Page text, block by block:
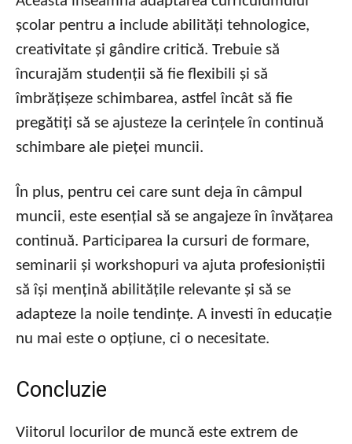
școlar pentru a include abilități tehnologice,
creativitate și gândire critică. Trebuie să
încurajăm studenții să fie flexibili și să
îmbrățișeze schimbarea, astfel încât să fie
pregătiți să se ajusteze la cerințele în continuă
schimbare ale pieței muncii.
În plus, pentru cei care sunt deja în câmpul
muncii, este esențial să se angajeze în învățarea
continuă. Participarea la cursuri de formare,
seminarii și workshopuri va ajuta profesioniștii
să își mențină abilitățile relevante și să se
adapteze la noile tendințe. A investi în educație
nu mai este o opțiune, ci o necesitate.
Concluzie
Viitorul locurilor de muncă este extrem de